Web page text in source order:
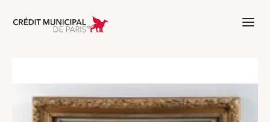
Aller à l'accueil de Crédit Municipal